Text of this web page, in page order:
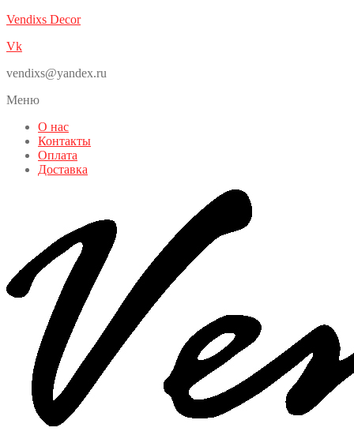
Vendixs Decor
Vk
vendixs@yandex.ru
Меню
О нас
Контакты
Оплата
Доставка